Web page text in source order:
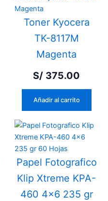
Toner Kyocera
TK-8117M
Magenta
S/ 375.00
Añadir al carrito
Papel Fotografico
Klip Xtreme KPA-
460 4×6 235 gr